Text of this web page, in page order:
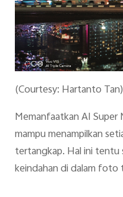
(Courtesy: Hartanto Tan)
Memanfaatkan AI
mampu menampilkan
tertangkap. Hal ini tentu
keindahan di dalam foto